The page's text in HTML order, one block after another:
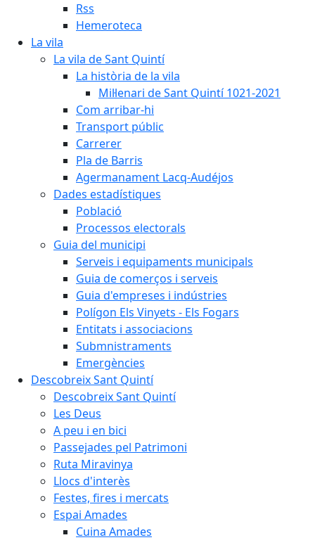
Rss
Hemeroteca
La vila
La vila de Sant Quintí
La història de la vila
Mil·lenari de Sant Quintí 1021-2021
Com arribar-hi
Transport públic
Carrerer
Pla de Barris
Agermanament Lacq-Audéjos
Dades estadístiques
Població
Processos electorals
Guia del municipi
Serveis i equipaments municipals
Guia de comerços i serveis
Guia d'empreses i indústries
Polígon Els Vinyets - Els Fogars
Entitats i associacions
Submnistraments
Emergències
Descobreix Sant Quintí
Descobreix Sant Quintí
Les Deus
A peu i en bici
Passejades pel Patrimoni
Ruta Miravinya
Llocs d'interès
Festes, fires i mercats
Espai Amades
Cuina Amades